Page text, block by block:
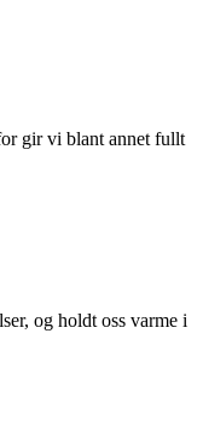
gir vi blant annet fullt
og holdt oss varme i